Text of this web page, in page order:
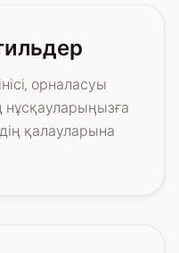
орналасуы
қалауларына